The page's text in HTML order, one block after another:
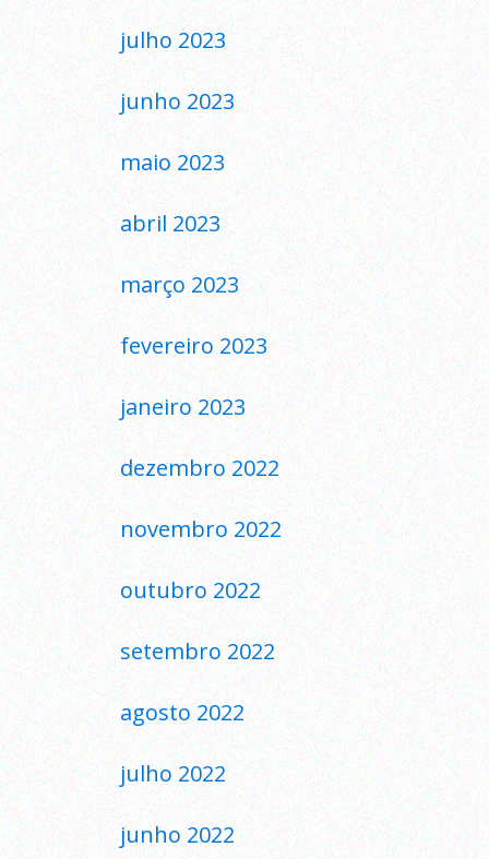
julho 2023
junho 2023
maio 2023
abril 2023
março 2023
fevereiro 2023
janeiro 2023
dezembro 2022
novembro 2022
outubro 2022
setembro 2022
agosto 2022
julho 2022
junho 2022